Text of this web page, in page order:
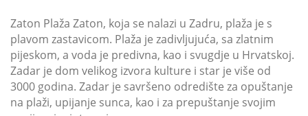
Zaton Plaža Zaton, koja se nalazi u Zadru, plaža je s
plavom zastavicom. Plaža je zadivljujuća, sa zlatnim
pijeskom, a voda je predivna, kao i svugdje u Hrvatskoj.
Zadar je dom velikog izvora kulture i star je više od
3000 godina. Zadar je savršeno odredište za opuštanje
na plaži, upijanje sunca, kao i za prepuštanje svojim